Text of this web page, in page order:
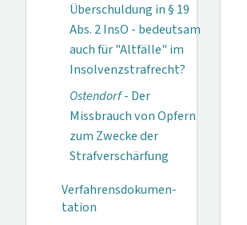
Überschuldung in § 19
Abs. 2 InsO - bedeutsam
auch für "Altfälle" im
Insolvenzstrafrecht?
Ostendorf- Der
Missbrauch von Opfern
zum Zwecke der
Strafverschärfung
Verfahrensdokumen­
tation